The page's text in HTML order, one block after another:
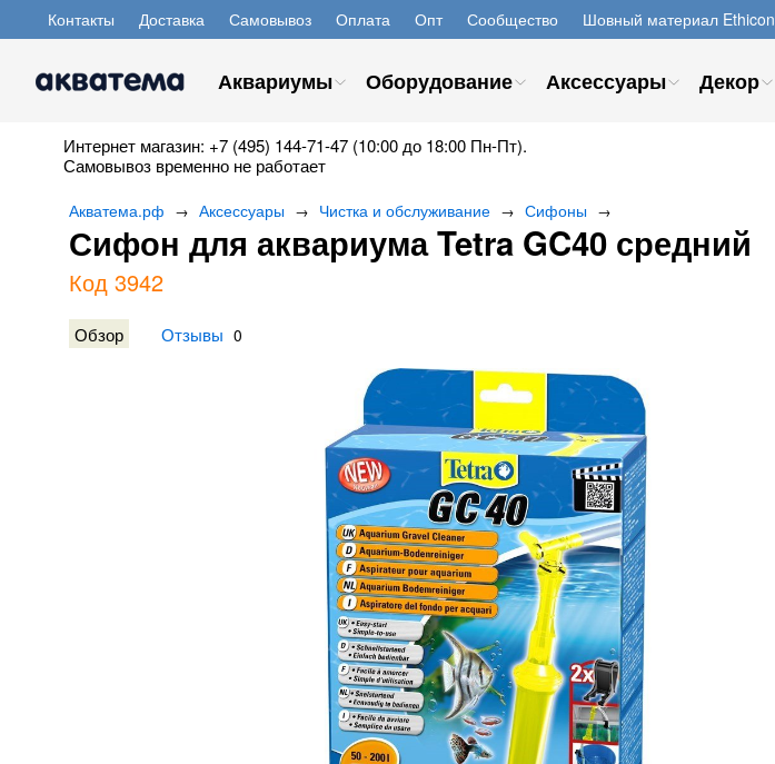
Контакты Доставка Самовывоз Оплата Опт Сообщество Шовный материал Ethicon
Аквариумы Оборудование Аксессуары Декор
Интернет магазин: +7 (495) 144-71-47 (10:00 до 18:00 Пн-Пт).
Самовывоз временно не работает
Акватема.рф → Аксессуары → Чистка и обслуживание → Сифоны →
Сифон для аквариума Tetra GC40 средний
Код 3942
Обзор Отзывы 0